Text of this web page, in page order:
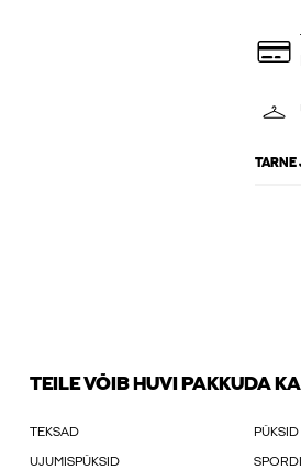
TARNE
TEILE VÕIB HUVI PAKKUDA KA
TEKSAD PÜKSID
UJUMISPÜKSID